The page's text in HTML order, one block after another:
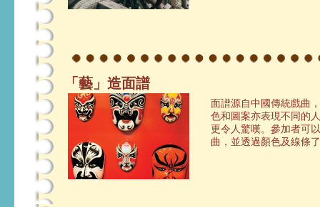
「藝」造面譜
面譜源自中國傳統戲曲
色和圖案亦表現不同的
更令人驚嘆。參加者可
曲，並透過顏色及線條